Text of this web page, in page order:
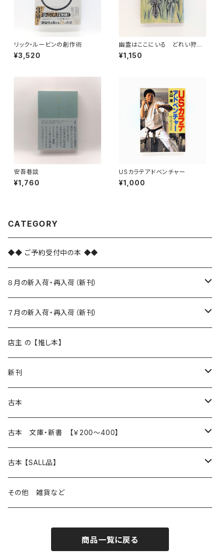
リック・ルービンの創作術
¥3,520
幽霊はここにいる どれい狩り
（新潮文庫）
¥1,150
安吾巷談
¥1,760
USカラテアドベンチャー
¥1,000
CATEGORY
◆◆ ご予約受付中の本 ◆◆
８月の新入荷・再入荷（新刊）
新入荷
再入荷
７月の新入荷・再入荷（新刊）
新入荷
再入荷
店主 の 【推し本】
新刊
本 の あれこれ
読書のこと
本屋のこと
文芸
近代小説 エッセイ 戯曲（日本人作家）
現代小説 エッセイ 戯曲（日本人作家）
現代小説 エッセイ 戯曲（外国人作家）
日々 の できこと
日常の 風景 群像
生き方 ライフスタイル
人生 生き方 について考える
食べ物 料理
古本
本 の あれこれ
読書のこと
本屋のこと
日本文学
小説 エッセイ 戯曲（日本人作家）
海外文学
詩（外国人作家）
日常の 風景 群像
生き方 ライフスタイル
古本 文庫・新書 【￥200～400】
日本文学
小説 エッセイ 戯曲
海外文学
古本 【SALL品】
20％OFF
その他 雑貨など
商品一覧に戻る